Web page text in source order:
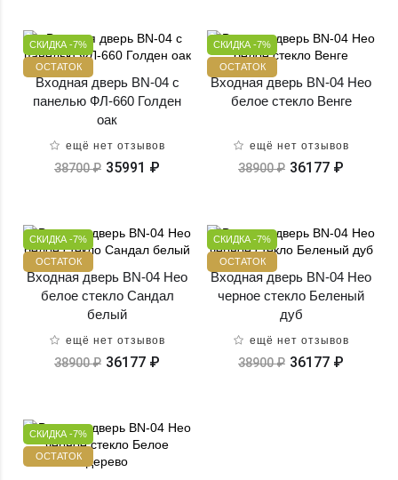
СКИДКА -7%
ОСТАТОК
Входная дверь BN-04 с
панелью ФЛ-660 Голден
оак
ещё нет отзывов
38700 ₽ 35991 ₽
СКИДКА -7%
ОСТАТОК
Входная дверь BN-04 Нео
белое стекло Венге
ещё нет отзывов
38900 ₽ 36177 ₽
СКИДКА -7%
ОСТАТОК
Входная дверь BN-04 Нео
белое стекло Сандал
белый
ещё нет отзывов
38900 ₽ 36177 ₽
СКИДКА -7%
ОСТАТОК
Входная дверь BN-04 Нео
черное стекло Беленый
дуб
ещё нет отзывов
38900 ₽ 36177 ₽
СКИДКА -7%
ОСТАТОК